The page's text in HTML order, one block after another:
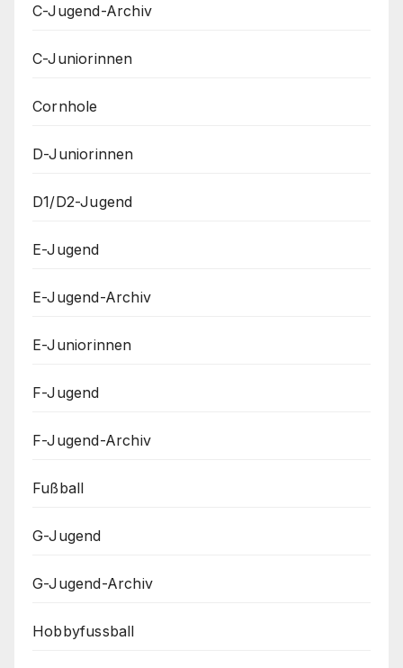
C-Jugend-Archiv
C-Juniorinnen
Cornhole
D-Juniorinnen
D1/D2-Jugend
E-Jugend
E-Jugend-Archiv
E-Juniorinnen
F-Jugend
F-Jugend-Archiv
Fußball
G-Jugend
G-Jugend-Archiv
Hobbyfussball